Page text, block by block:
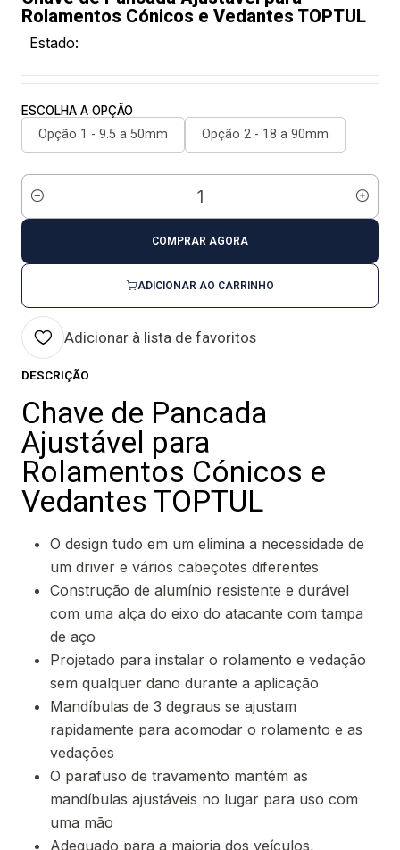
Rolamentos Cónicos e Vedantes TOPTUL
Estado:
ESCOLHA A OPÇÃO
Opção 1 - 9.5 a 50mm Opção 2 - 18 a 90mm
Quantidade
ADICIONAR AO CARRINHO
COMPRAR AGORA
Adicionar à lista de favoritos
DESCRIÇÃO
Chave de Pancada
Ajustável para
Rolamentos Cónicos e
Vedantes TOPTUL
O design tudo em um elimina a necessidade de
um driver e vários cabeçotes diferentes
Construção de alumínio resistente e durável
com uma alça do eixo do atacante com tampa
de aço
Projetado para instalar o rolamento e vedação
sem qualquer dano durante a aplicação
Mandíbulas de 3 degraus se ajustam
rapidamente para acomodar o rolamento e as
vedações
O parafuso de travamento mantém as
mandíbulas ajustáveis no lugar para uso com
uma mão
Adequado para a maioria dos veículos,